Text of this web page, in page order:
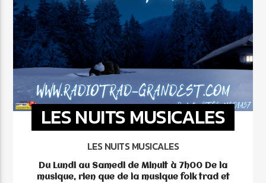
LES NUITS MUSICALES
LES NUITS MUSICALES
Du Lundi au Samedi de Minuit à 7h00 De la
musique, rien que de la musique folk trad et